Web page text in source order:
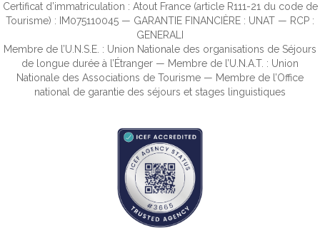
Certificat d’immatriculation : Atout France (article R111-21 du code de
Tourisme) : IM075110045 — GARANTIE FINANCIÈRE : UNAT — RCP :
GENERALI
Membre de l’U.N.S.E. : Union Nationale des organisations de Séjours
de longue durée à l’Étranger — Membre de l’U.N.A.T. : Union
Nationale des Associations de Tourisme — Membre de l’Office
national de garantie des séjours et stages linguistiques